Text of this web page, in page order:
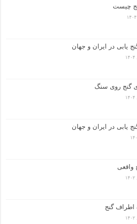
چیست
یابی در ایران و جهان
گنج روی سنگ
یابی در ایران و جهان
واقعی
گنج